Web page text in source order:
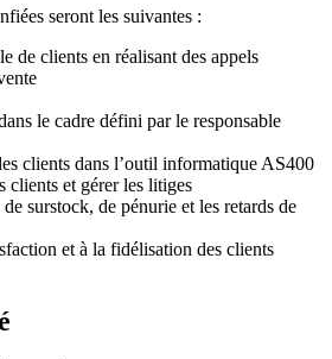
seront les suivantes :
de clients en réalisant des appels
le cadre défini par le responsable
clients dans l’outil informatique AS400
clients et gérer les litiges
surstock, de pénurie et les retards de
et à la fidélisation des clients